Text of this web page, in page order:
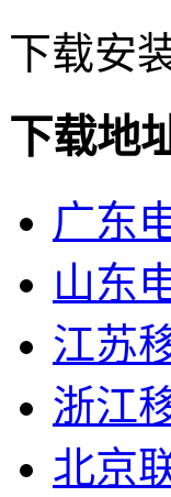
下载安
下载地
广东
山东
江苏
浙江
北京